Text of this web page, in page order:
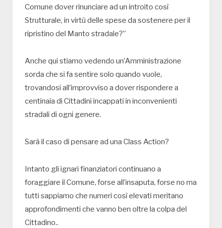
Comune dover rinunciare ad un introito così
Strutturale, in virtù delle spese da sostenere per il
ripristino del Manto stradale?”
Anche qui stiamo vedendo un’Amministrazione
sorda che si fa sentire solo quando vuole,
trovandosi all’improvviso a dover rispondere a
centinaia di Cittadini incappati in inconvenienti
stradali di ogni genere.
Sarà il caso di pensare ad una Class Action?
Intanto gli ignari finanziatori continuano a
foraggiare il Comune, forse all’insaputa, forse no ma
tutti sappiamo che numeri così elevati meritano
approfondimenti che vanno ben oltre la colpa del
Cittadino..